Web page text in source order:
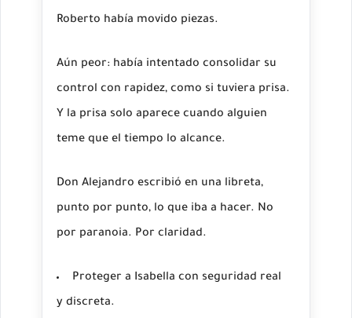
Roberto había movido piezas.
Aún peor: había intentado consolidar su
control con rapidez, como si tuviera prisa.
Y la prisa solo aparece cuando alguien
teme que el tiempo lo alcance.
Don Alejandro escribió en una libreta,
punto por punto, lo que iba a hacer. No
por paranoia. Por claridad.
Proteger a Isabella con seguridad real
y discreta.